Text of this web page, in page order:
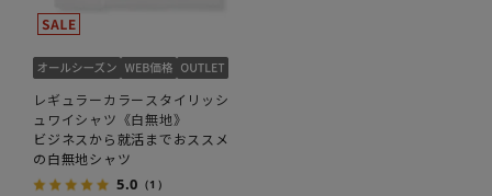
レギュラーカラースタイリッシ
ュワイシャツ《白無地》
ビジネスから就活までおススメ
の白無地シャツ
5.0 （1）